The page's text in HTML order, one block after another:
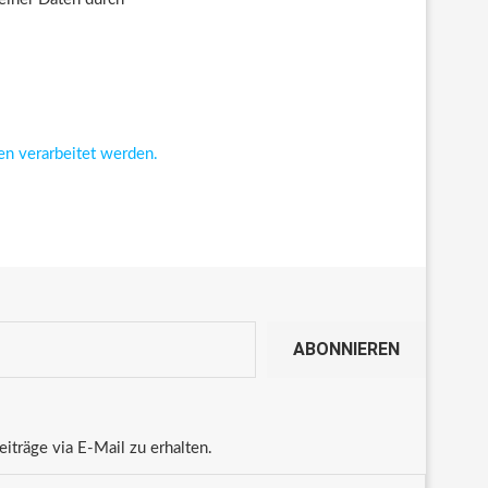
verarbeitet werden.
ABONNIEREN
via E-Mail zu erhalten.